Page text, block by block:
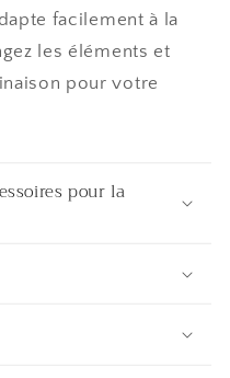
facilement à la
les éléments et
pour votre
pour la